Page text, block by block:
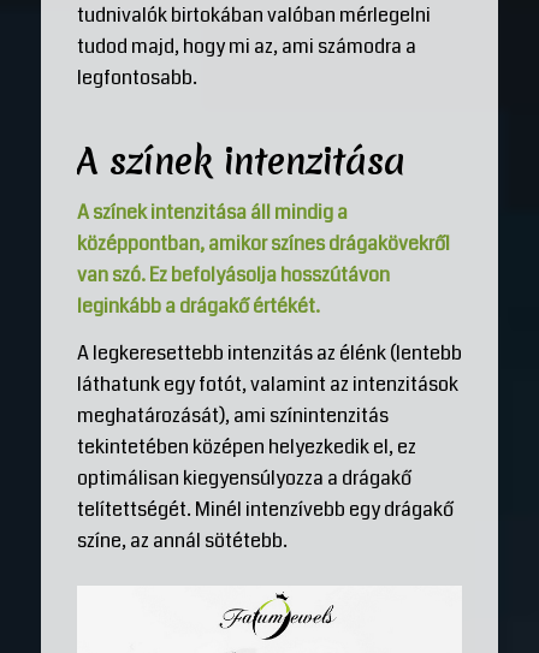
tudnivalók birtokában valóban mérlegelni
tudod majd, hogy mi az, ami számodra a
legfontosabb.
A színek intenzitása
A színek intenzitása áll mindig a
középpontban, amikor színes drágakövekről
van szó. Ez befolyásolja hosszútávon
leginkább a drágakő értékét.
A legkeresettebb intenzitás az élénk (lentebb
láthatunk egy fotót, valamint az intenzitások
meghatározását), ami színintenzitás
tekintetében középen helyezkedik el, ez
optimálisan kiegyensúlyozza a drágakő
telítettségét. Minél intenzívebb egy drágakő
színe, az annál sötétebb.